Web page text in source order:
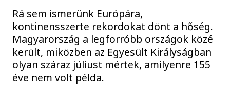
Rá sem ismerünk Európára,
kontinensszerte rekordokat dönt a hőség.
Magyarország a legforróbb országok közé
került, miközben az Egyesült Királyságban
olyan száraz júliust mértek, amilyenre 155
éve nem volt példa.